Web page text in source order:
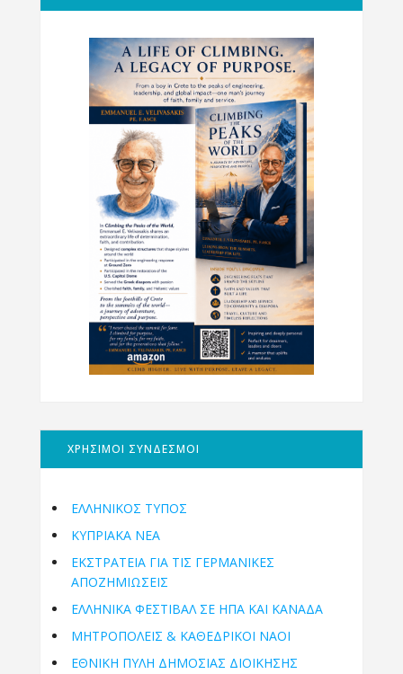
ΧΡΗΣΙΜΟΙ ΣΥΝΔΕΣΜΟΙ
ΕΛΛΗΝΙΚΟΣ ΤΥΠΟΣ
ΚΥΠΡΙΑΚΑ ΝΕΑ
ΕΚΣΤΡΑΤΕΙΑ ΓΙΑ ΤΙΣ ΓΕΡΜΑΝΙΚΕΣ
ΑΠΟΖΗΜΙΩΣΕΙΣ
ΕΛΛΗΝΙΚΆ ΦΕΣΤΙΒΆΛ ΣΕ ΗΠΑ ΚΑΙ ΚΑΝΑΔΑ
ΜΗΤΡΟΠΌΛΕΙΣ & ΚΑΘΕΔΡΙΚΟΊ ΝΑΟΊ
ΕΘΝΙΚΉ ΠΎΛΗ ΔΗΜΌΣΙΑΣ ΔΙΟΊΚΗΣΗΣ